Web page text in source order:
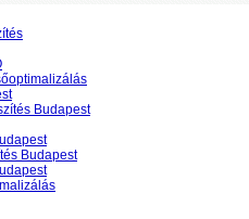
Budapest
Budapest